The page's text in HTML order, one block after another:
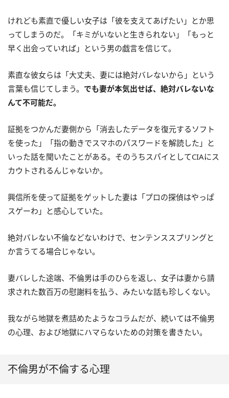
けれども素直で優しい女子は「彼を支えてあげたい」とか思
ってしまうのだ。「キミがいないと生きられない」「もっと
早く出会っていれば」という男の戯言を信じて。
素直な彼女らは「大丈夫、妻には絶対バレないから」という
言葉も信じてしまう。 でも妻が本気出せば、絶対バレないな
んて不可能だ。
証拠をつかんだ妻側から「消去したデータを復元するソフト
を使った」「指の動きでスマホのパスワードを解読した」と
いった話を聞いたことがある。そのうちスパイとしてCIAにス
カウトされるんじゃないか。
興信所を使って証拠をゲットした妻は「プロの探偵はやっぱ
スゲーわ」と感心していた。
絶対バレない不倫などないわけで、センテンススプリングと
か言うてる場合じゃない。
妻バレした途端、不倫男は手のひらを返し、女子は妻から請
求された数百万の慰謝料を払う、みたいな話も珍しくない。
我ながら地獄を煮詰めたようなコラムだが、続いては不倫男
の心理、および地獄にハマらないための対策を書きたい。
不倫男が不倫する心理